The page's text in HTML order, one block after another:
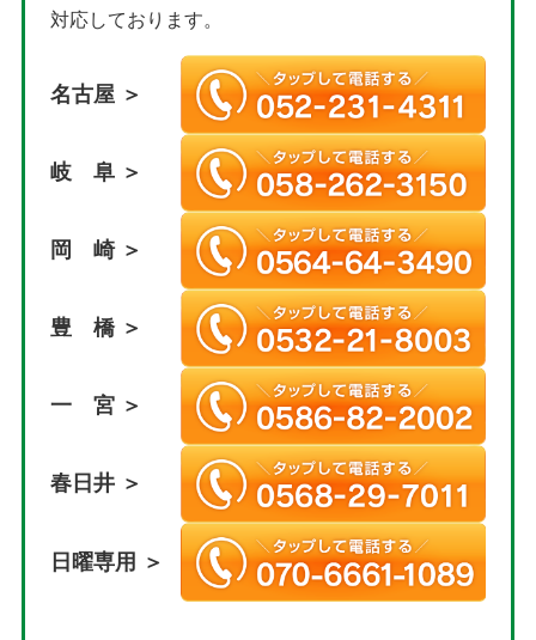
対応しております。
名古屋 ＞
岐 阜 ＞
岡 崎 ＞
豊 橋 ＞
一 宮 ＞
春日井 ＞
日曜専用 ＞